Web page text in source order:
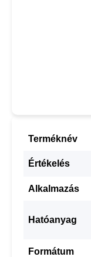
Terméknév
Értékelés
Alkalmazás
Hatóanyag
Formátum